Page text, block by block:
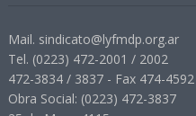
Mail. sindicato@lyfmdp.org.ar
Tel. (0223) 472-2001 / 2002
472-3834 / 3837 - Fax 474-4592
Obra Social: (0223) 472-3837